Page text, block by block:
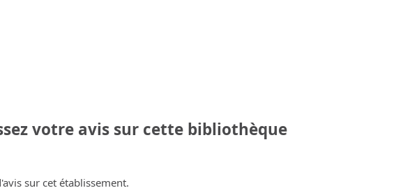
votre avis sur cette bibliothèque
sur cet établissement.